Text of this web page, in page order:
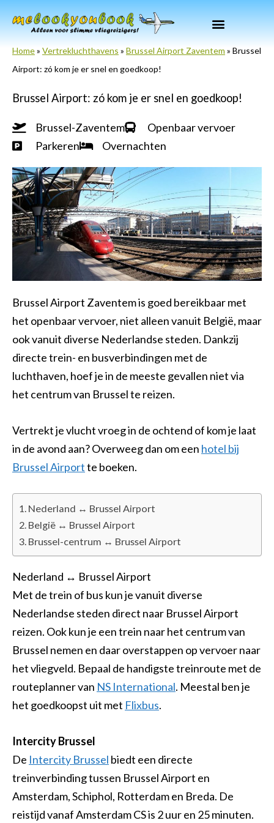
Ga
naar
inhoud
Home» Vertrekluchthavens » Brussel Airport Zaventem » Brussel
Airport: zó kom je er snel en goedkoop!
Brussel Airport: zó kom je er snel en goedkoop!
Brussel-Zaventem
Openbaar vervoer
Parkeren
Overnachten
Brussel Airport Zaventem is goed bereikbaar met
het openbaar vervoer, niet alleen vanuit België, maar
ook vanuit diverse Nederlandse steden. Dankzij
directe trein- en busverbindingen met de
luchthaven, hoef je in de meeste gevallen niet via
het centrum van Brussel te reizen.
Vertrekt je vlucht vroeg in de ochtend of kom je laat
in de avond aan? Overweeg dan om een hotel bij
Brussel Airportte boeken.
Nederland ↔ Brussel Airport
België ↔ Brussel Airport
Brussel-centrum ↔ Brussel Airport
Nederland ↔ Brussel Airport
Met de trein of bus kun je vanuit diverse
Nederlandse steden direct naar Brussel Airport
reizen. Ook kun je een trein naar het centrum van
Brussel nemen en daar overstappen op vervoer naar
het vliegveld. Bepaal de handigste treinroute met de
routeplanner van NS International. Meestal ben je
het goedkoopst uit met Flixbus.
Intercity Brussel
De Intercity Brussel biedt een directe
treinverbinding tussen Brussel Airport en
Amsterdam, Schiphol, Rotterdam en Breda. De
reistijd vanaf Amsterdam CS is 2 uur en 25 minuten.